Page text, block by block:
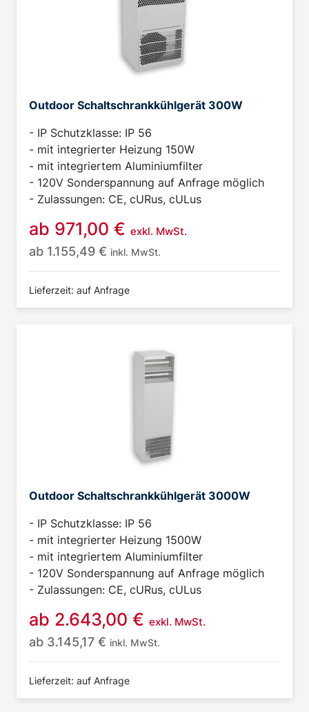
Outdoor Schaltschrankkühlgerät 300W
- IP Schutzklasse: IP 56
- mit integrierter Heizung 150W
- mit integriertem Aluminiumfilter
- 120V Sonderspannung auf Anfrage möglich
- Zulassungen: CE, cURus, cULus
ab 971,00 € exkl. MwSt.
ab 1.155,49 € inkl. MwSt.
Lieferzeit: auf Anfrage
Outdoor Schaltschrankkühlgerät 3000W
- IP Schutzklasse: IP 56
- mit integrierter Heizung 1500W
- mit integriertem Aluminiumfilter
- 120V Sonderspannung auf Anfrage möglich
- Zulassungen: CE, cURus, cULus
ab 2.643,00 € exkl. MwSt.
ab 3.145,17 € inkl. MwSt.
Lieferzeit: auf Anfrage